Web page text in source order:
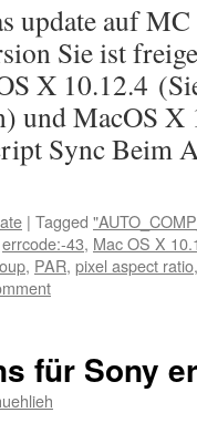
update auf
Sie ist
X 10.12.4
und MacOS X
Sync Beim
| Tagged
errcode:-43, Mac OS X
, PAR, pixel aspect ratio
für Sony